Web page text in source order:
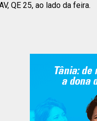
QE 25, ao lado da feira.